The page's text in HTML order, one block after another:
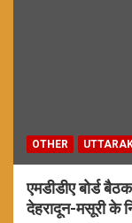
OTHER
एमडीडीए बोर्ड
देहरादून-मसूरी के